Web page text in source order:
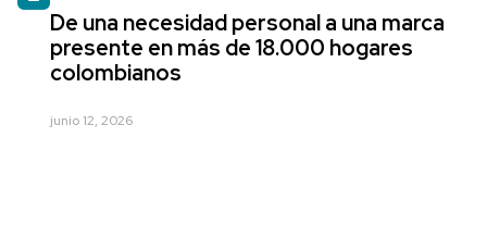
De una necesidad personal a una marca
presente en más de 18.000 hogares
colombianos
junio 12, 2026